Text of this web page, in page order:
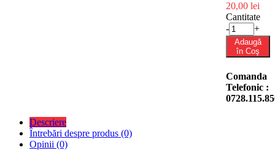
20,00 lei
Cantitate
-
+
Adaugă
în Coş
Comanda
Telefonic :
Descriere
Întrebări despre produs (0)
Opinii (0)